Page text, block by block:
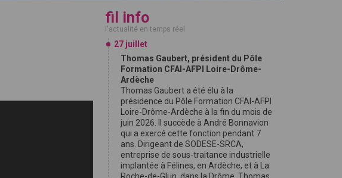
fil info
l'actualité en temps réel
27 juillet
Thomas Gaubert, président du Pôle
Formation CFAI-AFPI Loire-Drôme-
Ardèche
Thomas Gaubert a été élu à la
présidence du Pôle Formation CFAI-AFPI
Loire-Drôme-Ardèche à la fin du mois de
juin 2026. Il succède à André Bonnavion
qui a exercé cette fonction pendant 7
ans. Dirigeant de SODESE-SRCA,
entreprise de sous-traitance industrielle
implantée à Félines, en Ardèche, et à La